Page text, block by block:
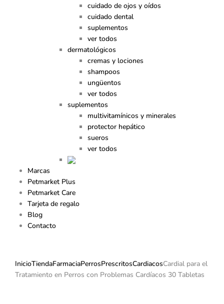
cuidado de ojos y oídos
cuidado dental
suplementos
ver todos
dermatológicos
cremas y lociones
shampoos
ungüentos
ver todos
suplementos
multivitamínicos y minerales
protector hepático
sueros
ver todos
Marcas
Petmarket Plus
Petmarket Care
Tarjeta de regalo
Blog
Contacto
InicioTiendaFarmaciaPerrosPrescritosCardiacosCardial para el
Tratamiento en Perros con Problemas Cardíacos 30 Tabletas